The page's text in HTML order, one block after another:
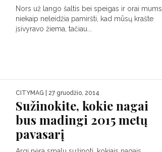
Nors už lango šaltis bei speigas ir orai mums
niekaip neleidžia pamiršti, kad mūsų krašte
įsivyravo žiema, tačiau...
CITYMAG | 27 gruodžio, 2014
Sužinokite, kokie nagai
bus madingi 2015 metų
pavasarį